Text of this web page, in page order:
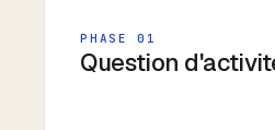
PHASE 01
Question